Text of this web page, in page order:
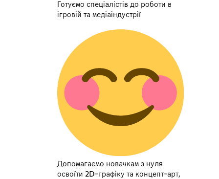
Готуємо спеціалістів до роботи в
ігровій та медіаіндустрії
Допомагаємо новачкам з нуля
освоїти 2D-графіку та концепт-арт,